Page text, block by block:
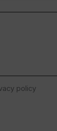
policy